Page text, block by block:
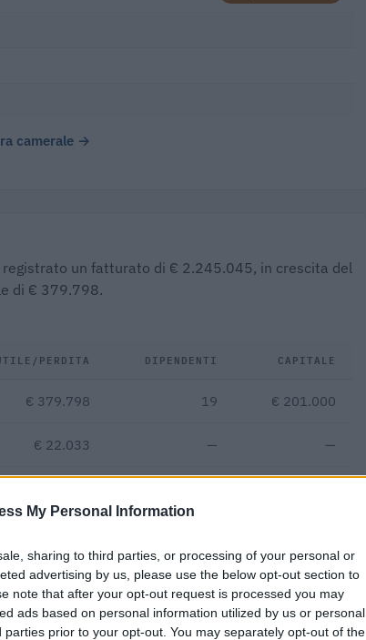
My Personal Information
sharing to third parties, or processing of your personal or
advertising by us, please use the below opt-out section to
note that after your opt-out request is processed you may
ads based on personal information utilized by us or personal
parties prior to your opt-out. You may separately opt-out of the
camerale →
un fatturato di € 2.245.045, in crescita del
di € 379.798.
PERDITA DIPENDENTI CAPITALE
€ 379.798 19 € 201.000
€ 22.033 — —
€ 118.160
Fatturato per dipendente